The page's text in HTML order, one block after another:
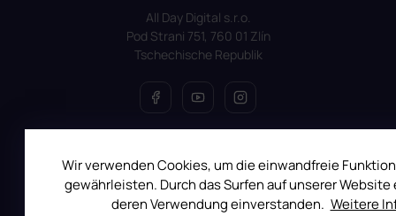
Wir verwenden Cookies, um die einwandfreie
gewährleisten. Durch das Surfen auf unserer Website
deren Verwendung einverstanden. Weitere
All Day Digital s.r.o.
Pod Strani 751, 760 01 Zlín
Tschechische Republik
Reklamation
Uber RUSCONA